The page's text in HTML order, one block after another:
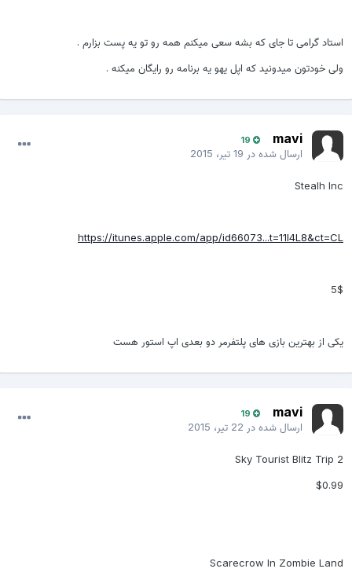
استاد گرامی تا جای که بشه سعی میکنم همه رو تو یه پست بزارم .
ولی خودتون میدونید که اپل یهو یه برنامه رو رایگان میکنه .
mavi
19
ارسال شده در19 تیر، 2015
Stealh Inc
https://itunes.apple.com/app/id66073...t=11l4L8&ct=CL
5$
یکی از بهترین بازی های پلتفرمر دو بعدی اپ استور هست
mavi
19
ارسال شده در22 تیر، 2015
Sky Tourist Blitz Trip 2
$0.99
Scarecrow In Zombie Land